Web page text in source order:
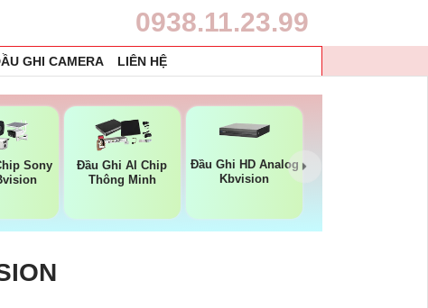
0938.11.23.99
GHI CAMERA LIÊN HỆ
Sony
Đầu Ghi AI Chip
Thông Minh
Đầu Ghi HD Analog
Kbvision